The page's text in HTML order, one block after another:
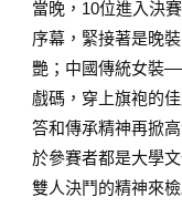
當晚，10位進入決
序幕，緊接著是晚
艷；中國傳統女裝
戲碼，穿上旗袍的
答和傳承精神再掀
於參賽者都是大學
雙人決鬥的精神來